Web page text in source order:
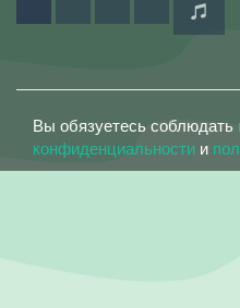
Вы обязуетесь соблюдать
конфиденциальности и